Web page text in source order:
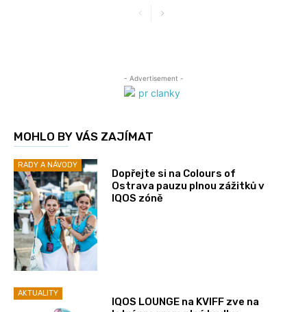
- Advertisement -
MOHLO BY VÁS ZAJÍMAT
RADY A NÁVODY
Dopřejte si na Colours of
Ostrava pauzu plnou zážitků v
IQOS zóně
AKTUALITY
IQOS LOUNGE na KVIFF zve na